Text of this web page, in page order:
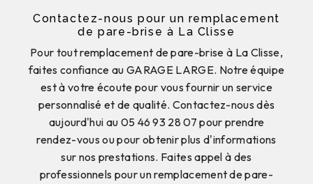
Contactez-nous pour un remplacement
de pare-brise à La Clisse
Pour tout remplacement de pare-brise à La Clisse,
faites confiance au GARAGE LARGE. Notre équipe
est à votre écoute pour vous fournir un service
personnalisé et de qualité. Contactez-nous dès
aujourd'hui au 05 46 93 28 07 pour prendre
rendez-vous ou pour obtenir plus d'informations
sur nos prestations. Faites appel à des
professionnels pour un remplacement de pare-